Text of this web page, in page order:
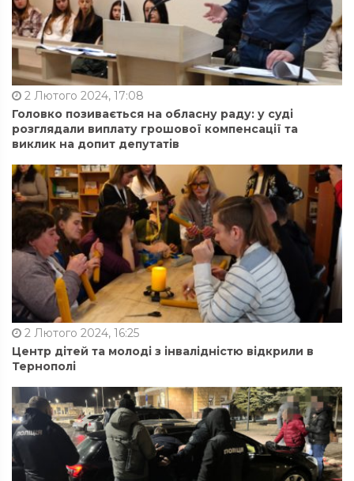
2 Лютого 2024, 17:08
Головко позивається на обласну раду: у суді
розглядали виплату грошової компенсації та
виклик на допит депутатів
2 Лютого 2024, 16:25
Центр дітей та молоді з інвалідністю відкрили в
Тернополі